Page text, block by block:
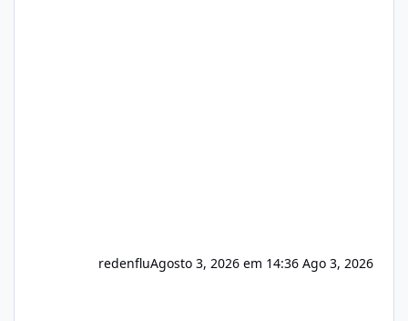
redenfluAgosto 3, 2026 em 14:36 Ago 3, 2026